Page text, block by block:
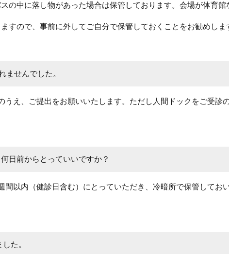
の中に落し物があった場合は保管しております。会場が体育館
すので、事前に外してご自分で保管しておくことをお勧めしま
ませんでした。
え、ご提出をお願いいたします。ただし人間ドックをご受診
日前からとっていいですか？
以内（健診日含む）にとっていただき、冷暗所で保管してお
た。